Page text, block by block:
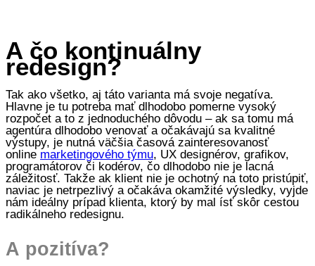
A čo kontinuálny
redesign?
Tak ako všetko, aj táto varianta má svoje negatíva.
Hlavne je tu potreba mať dlhodobo pomerne vysoký
rozpočet a to z jednoduchého dôvodu – ak sa tomu má
agentúra dlhodobo venovať a očakávajú sa kvalitné
výstupy, je nutná väčšia časová zainteresovanosť
online marketingového týmu, UX designérov, grafikov,
programátorov či kodérov, čo dlhodobo nie je lacná
záležitosť. Takže ak klient nie je ochotný na toto pristúpiť,
naviac je netrpezlivý a očakáva okamžité výsledky, vyjde
nám ideálny prípad klienta, ktorý by mal ísť skôr cestou
radikálneho redesignu.
A pozitíva?